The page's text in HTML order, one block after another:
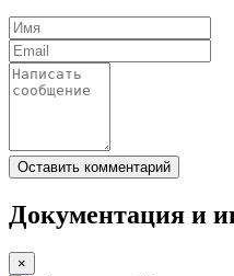
Документация и
×